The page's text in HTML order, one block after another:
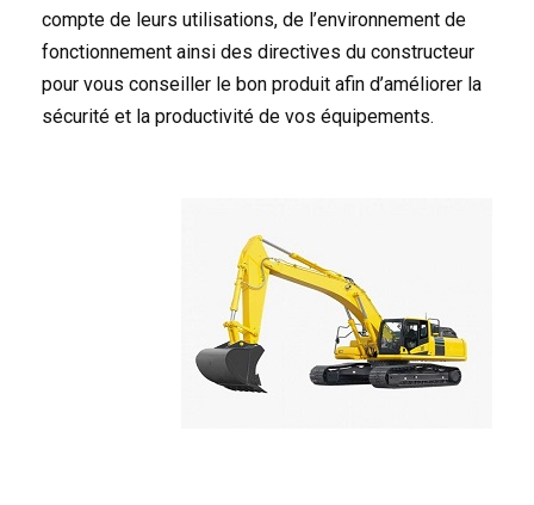
compte de leurs utilisations, de l’environnement de
fonctionnement ainsi des directives du constructeur
pour vous conseiller le bon produit afin d’améliorer la
sécurité et la productivité de vos équipements.